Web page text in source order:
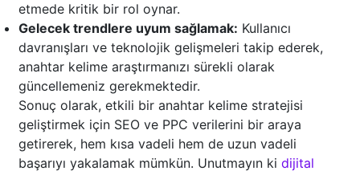
etmede kritik bir rol oynar.
Gelecek trendlere uyum sağlamak: Kullanıcı
davranışları ve teknolojik gelişmeleri takip ederek,
anahtar kelime araştırmanızı sürekli olarak
güncellemeniz gerekmektedir.
Sonuç olarak, etkili bir anahtar kelime stratejisi
geliştirmek için SEO ve PPC verilerini bir araya
getirerek, hem kısa vadeli hem de uzun vadeli
başarıyı yakalamak mümkün. Unutmayın ki dijital